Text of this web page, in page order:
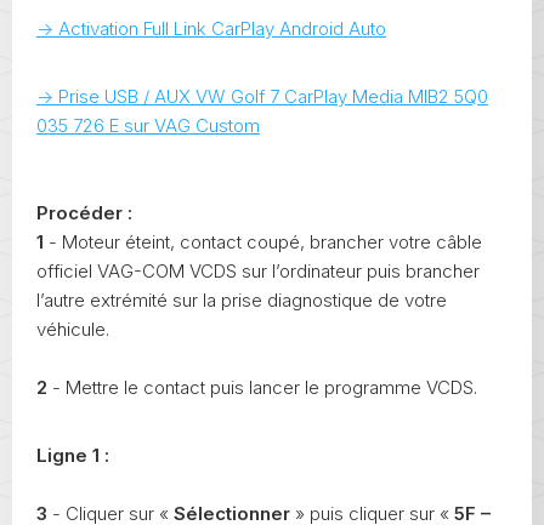
-> Activation Full Link CarPlay Android Auto
-> Prise USB / AUX VW Golf 7 CarPlay Media MIB2 5Q0
035 726 E sur VAG Custom
Procéder :
1 - Moteur éteint, contact coupé, brancher votre câble
officiel VAG-COM VCDS sur l’ordinateur puis brancher
l’autre extrémité sur la prise diagnostique de votre
véhicule.
2 - Mettre le contact puis lancer le programme VCDS.
Ligne 1 :
3 - Cliquer sur « Sélectionner » puis cliquer sur « 5F –